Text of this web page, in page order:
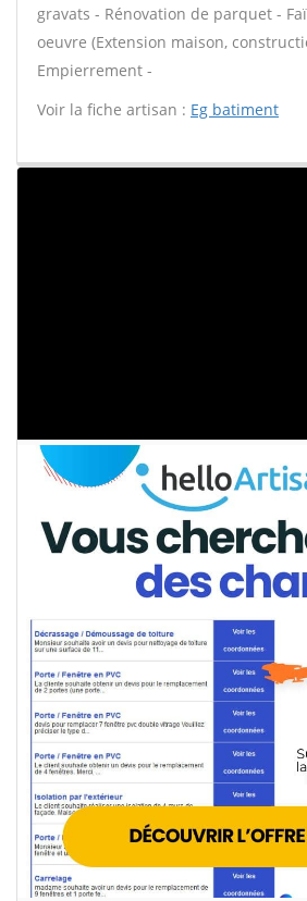
gravats - Rénovation de parquet -
oeuvre (Extension maison,
Empierrement -
Voir la fiche artisan : Eg batiment